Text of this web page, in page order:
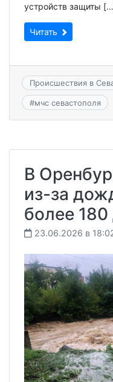
устройств защиты
Читать
Происшествия в
#мчс севастополя
В
из-за
более
23.06.2026 в